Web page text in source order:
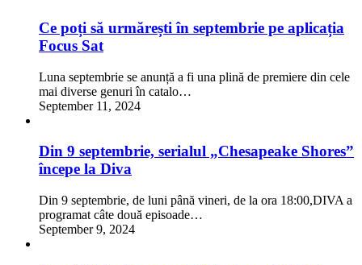
Ce poți să urmărești în septembrie pe aplicația
Focus Sat
Luna septembrie se anunță a fi una plină de premiere din cele
mai diverse genuri în catalo…
September 11, 2024
Din 9 septembrie, serialul „Chesapeake Shores”
începe la Diva
Din 9 septembrie, de luni până vineri, de la ora 18:00,DIVA a
programat câte două episoade…
September 9, 2024